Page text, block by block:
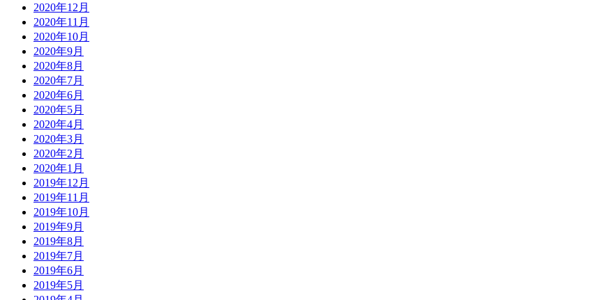
2020年12月
2020年11月
2020年10月
2020年9月
2020年8月
2020年7月
2020年6月
2020年5月
2020年4月
2020年3月
2020年2月
2020年1月
2019年12月
2019年11月
2019年10月
2019年9月
2019年8月
2019年7月
2019年6月
2019年5月